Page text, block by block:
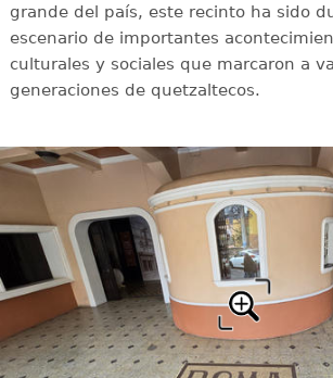
grande del país, este recinto ha sido
escenario de importantes
culturales y sociales que marcaron a
generaciones de quetzaltecos.